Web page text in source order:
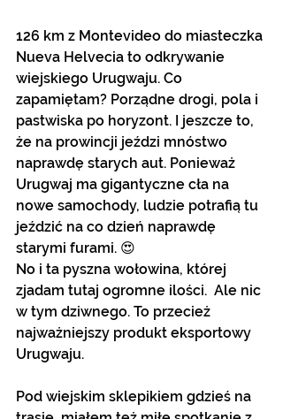
126 km z Montevideo do miasteczka
Nueva Helvecia to odkrywanie
wiejskiego Urugwaju. Co
zapamiętam? Porządne drogi, pola i
pastwiska po horyzont. I jeszcze to,
że na prowincji jeździ mnóstwo
naprawdę starych aut. Ponieważ
Urugwaj ma gigantyczne cła na
nowe samochody, ludzie potrafią tu
jeździć na co dzień naprawdę
starymi furami. 😍
No i ta pyszna wołowina, której
zjadam tutaj ogromne ilości.  Ale nic
w tym dziwnego. To przecież
najważniejszy produkt eksportowy
Urugwaju.
Pod wiejskim sklepikiem gdzieś na